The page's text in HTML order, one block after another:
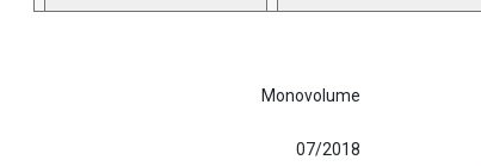
Monovolume
07/2018